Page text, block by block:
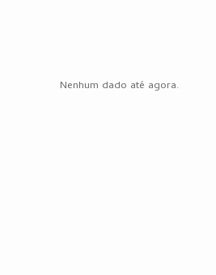
Nenhum dado até agora.